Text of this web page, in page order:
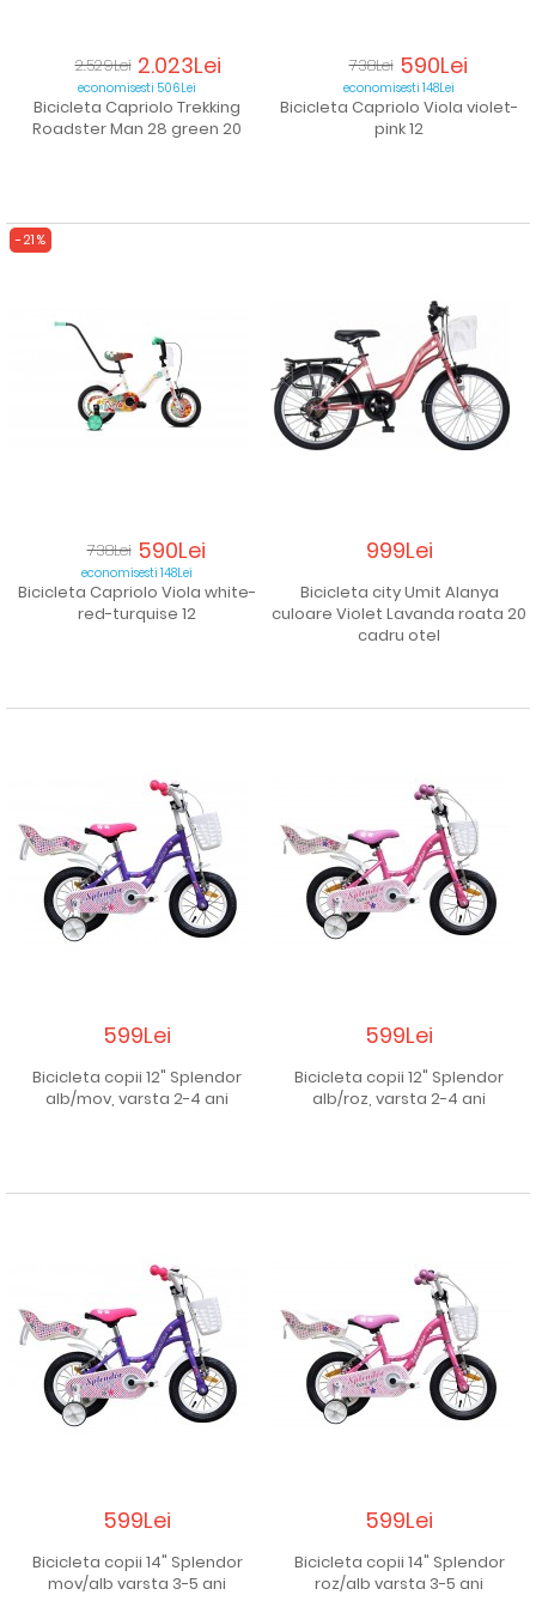
2.529Lei 2.023Lei
economisesti 506Lei
Bicicleta Capriolo Trekking
Roadster Man 28 green 20
738Lei 590Lei
economisesti 148Lei
Bicicleta Capriolo Viola violet-
pink 12
-21%
738Lei 590Lei
economisesti 148Lei
Bicicleta Capriolo Viola white-
red-turquise 12
999Lei
Bicicleta city Umit Alanya
culoare Violet Lavanda roata 20
cadru otel
599Lei
Bicicleta copii 12" Splendor
alb/mov, varsta 2-4 ani
599Lei
Bicicleta copii 12" Splendor
alb/roz, varsta 2-4 ani
599Lei
Bicicleta copii 14" Splendor
mov/alb varsta 3-5 ani
599Lei
Bicicleta copii 14" Splendor
roz/alb varsta 3-5 ani